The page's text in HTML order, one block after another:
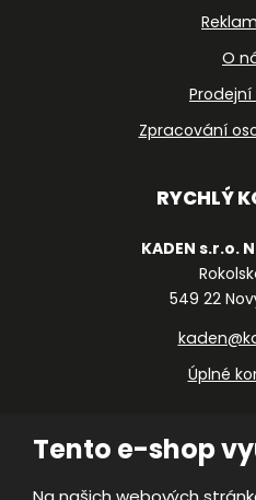
Tento e-shop
O
Zpracování
RYCHLÝ
KADEN s.r.o.
549 22
Úplné